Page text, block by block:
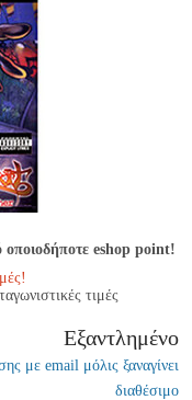
eshop point!
τιμές
Εξαντλημένο
με email μόλις ξαναγίνει
διαθέσιμο